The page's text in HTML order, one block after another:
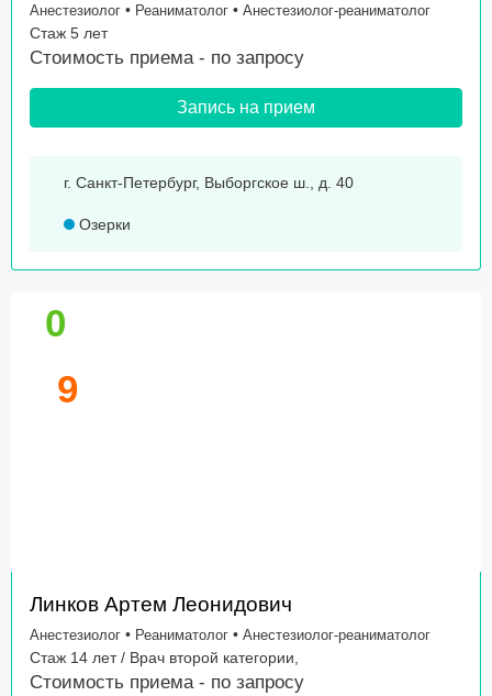
Анестезиолог • Реаниматолог • Анестезиолог-реаниматолог
Стаж 5 лет
Стоимость приема - по запросу
Запись на прием
г. Санкт-Петербург, Выборгское ш., д. 40
Озерки
0
9
Линков Артем Леонидович
Анестезиолог • Реаниматолог • Анестезиолог-реаниматолог
Стаж 14 лет / Врач второй категории,
Стоимость приема - по запросу